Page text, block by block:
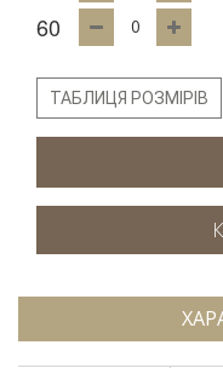
60
ТАБЛИЦЯ РОЗМІРІВ